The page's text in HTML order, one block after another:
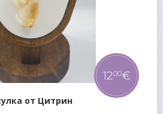
Пръстен от Седеф
1200 €